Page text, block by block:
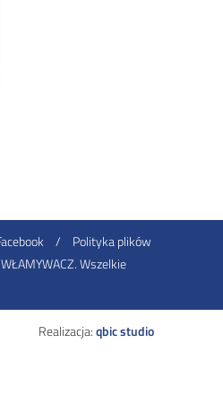
/
Polityka plików
Wszelkie
Realizacja:qbic studio